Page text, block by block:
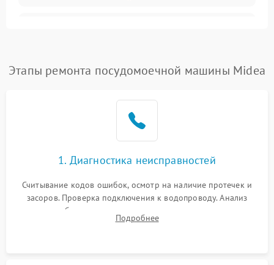
воды
1800 ₽ Подробнее →
Проблемы с
Этапы ремонта посудомоечной машины Midea
1. Диагностика неисправностей
Считывание кодов ошибок, осмотр на наличие протечек и
засоров. Проверка подключения к водопроводу. Анализ
жалоб на отсутствие слива, нагрева, вращения
разбрызгивателей или срабатывание системы защиты
Подробнее